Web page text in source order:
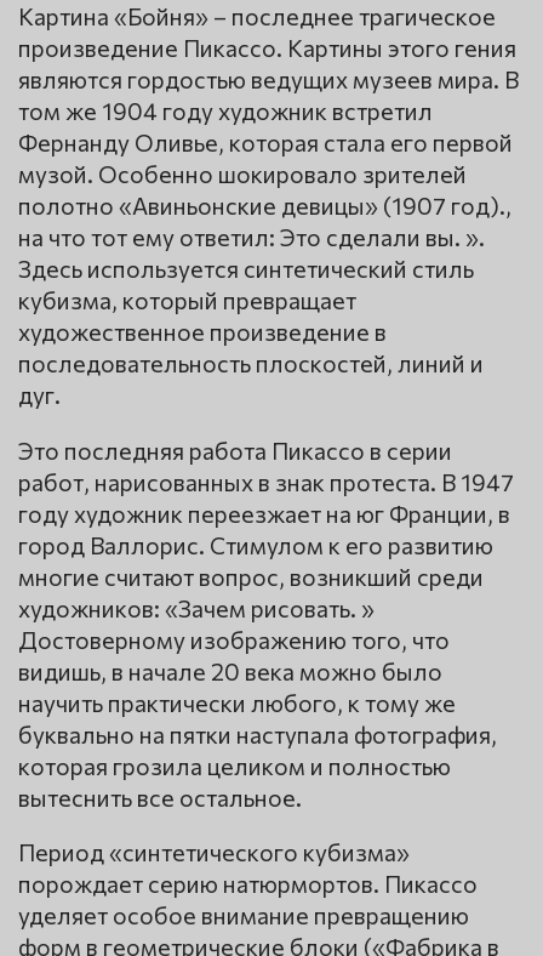
Картина «Бойня» – последнее трагическое
произведение Пикассо. Картины этого гения
являются гордостью ведущих музеев мира. В
том же 1904 году художник встретил
Фернанду Оливье, которая стала его первой
музой. Особенно шокировало зрителей
полотно «Авиньонские девицы» (1907 год).,
на что тот ему ответил: Это сделали вы. ».
Здесь используется синтетический стиль
кубизма, который превращает
художественное произведение в
последовательность плоскостей, линий и
дуг.
Это последняя работа Пикассо в серии
работ, нарисованных в знак протеста. В 1947
году художник переезжает на юг Франции, в
город Валлорис. Стимулом к его развитию
многие считают вопрос, возникший среди
художников: «Зачем рисовать. »
Достоверному изображению того, что
видишь, в начале 20 века можно было
научить практически любого, к тому же
буквально на пятки наступала фотография,
которая грозила целиком и полностью
вытеснить все остальное.
Период «синтетического кубизма»
порождает серию натюрмортов. Пикассо
уделяет особое внимание превращению
форм в геометрические блоки («Фабрика в